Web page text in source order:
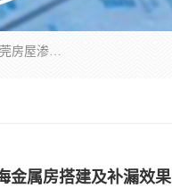
东莞市华展防水补漏装饰工程有限公司主要服务有：东莞防水补漏，东莞厂房防水补漏，东莞房屋渗漏水维修，楼面漏水维修，裂缝补漏，伸缩缝补漏，卫生间防水改造，厕所漏水补漏，外墙窗台补漏，电梯井堵漏，地下车库防水引水工程等
金属房搭建及补漏效果